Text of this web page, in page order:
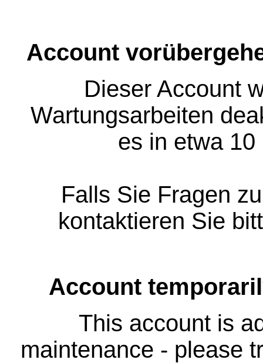
Account
Dieser Account
Wartungsarbeiten
es in etwa
Falls Sie Fragen
kontaktieren Sie
Account
This account is
maintenance - please